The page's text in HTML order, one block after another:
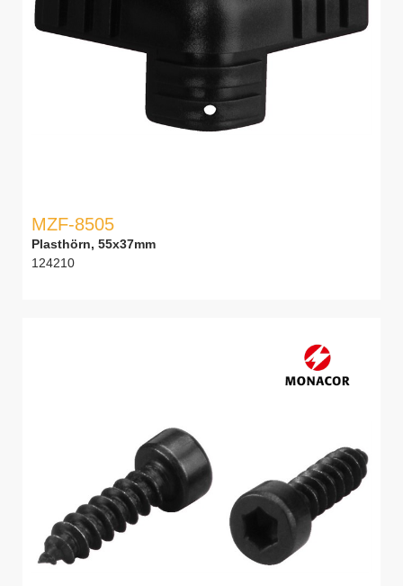
MZF-8505
Plasthörn, 55x37mm
124210